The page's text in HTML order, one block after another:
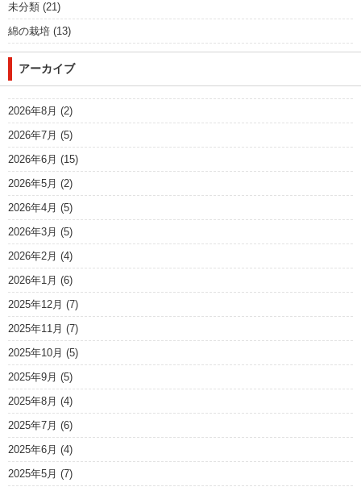
未分類 (21)
綿の栽培 (13)
アーカイブ
2026年8月 (2)
2026年7月 (5)
2026年6月 (15)
2026年5月 (2)
2026年4月 (5)
2026年3月 (5)
2026年2月 (4)
2026年1月 (6)
2025年12月 (7)
2025年11月 (7)
2025年10月 (5)
2025年9月 (5)
2025年8月 (4)
2025年7月 (6)
2025年6月 (4)
2025年5月 (7)